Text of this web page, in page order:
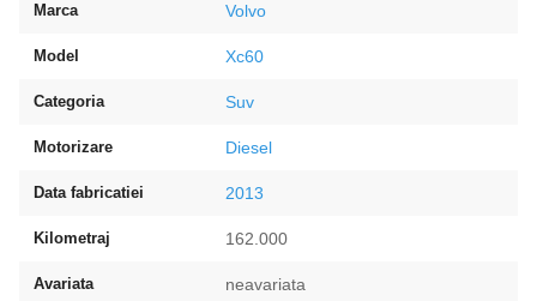
Marca Volvo
Model Xc60
Categoria Suv
Motorizare Diesel
Data fabricatiei 2013
Kilometraj 162.000
Avariata neavariata